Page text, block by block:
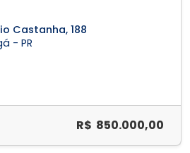
Castanha, 188
- PR
R$ 850.000,00